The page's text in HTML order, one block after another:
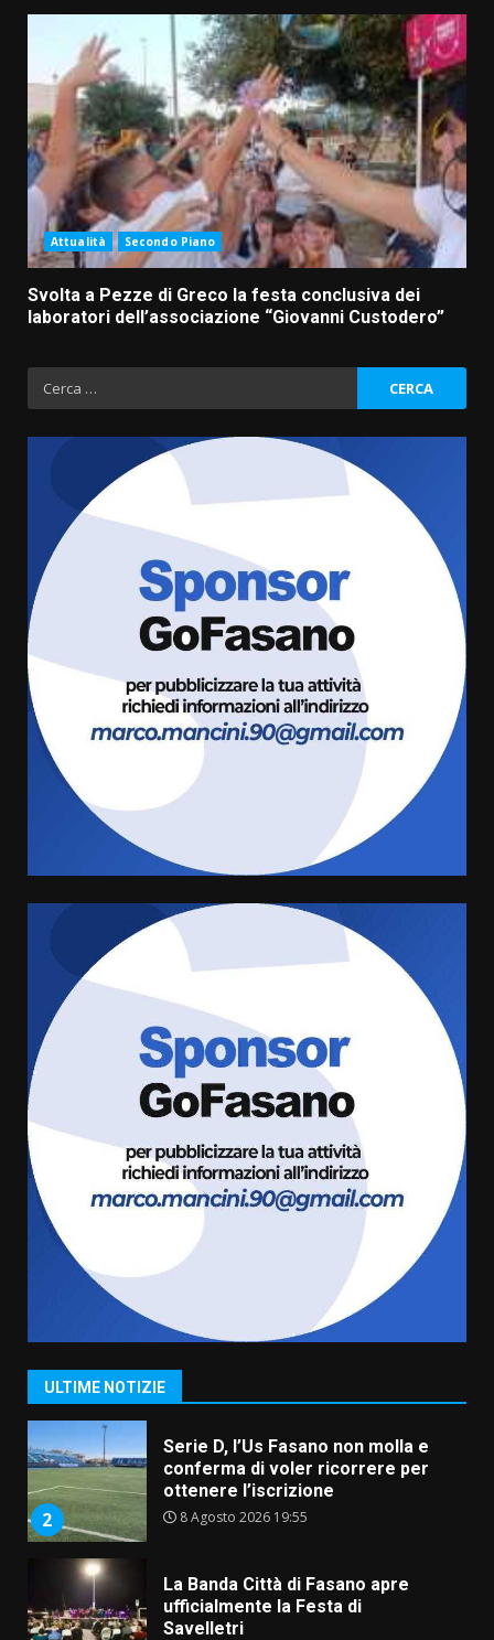
Attualità Secondo Piano
Svolta a Pezze di Greco la festa conclusiva dei
laboratori dell’associazione “Giovanni Custodero”
Ricerca
per:
ULTIME NOTIZIE
La Banda Città di Fasano apre
ufficialmente la Festa di
8 Agosto 2026 11:00
Savelletri in festa, domani sera
grande spettacolo con Uccio De
Santis
Sostenibile: premiati gli studenti
universitari del bando “La strada
giusta”
8 Agosto 2026 07:15
“I Contestatori: Musica di
Rivoluzione”: nuovo
appuntamento con “Fasano in
Banda”
7 Agosto 2026 06:05
US Fasano, Scianaro: “Profonda
amarezza per esclusione dal
campionato di calcio”
7 Agosto 2026 06:00
1
Grande successo per la “Sagra
del Pesce Spada” a Savelletri
9 Agosto 2026 07:32
2
Serie D, l’Us Fasano non molla e
conferma di voler ricorrere per
ottenere l’iscrizione
8 Agosto 2026 19:55
La Banda Città di Fasano apre
ufficialmente la Festa di
Savelletri